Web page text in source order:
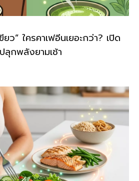
ว” ใครคาเฟอีนเยอะกว่า? เปิด
ลุกพลังยามเช้า